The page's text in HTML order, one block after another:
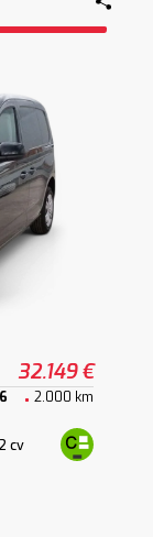
32.149 €
2.000 km
cv